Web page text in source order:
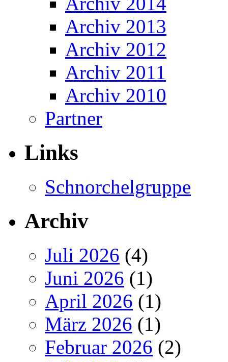
Archiv 2013
Archiv 2012
Archiv 2011
Archiv 2010
Partner
Links
Schnorchelgruppe
Archiv
Juli 2026 (4)
Juni 2026 (1)
April 2026 (1)
März 2026 (1)
Februar 2026 (2)